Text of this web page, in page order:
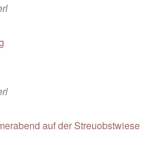
auf der Streuobstwiese